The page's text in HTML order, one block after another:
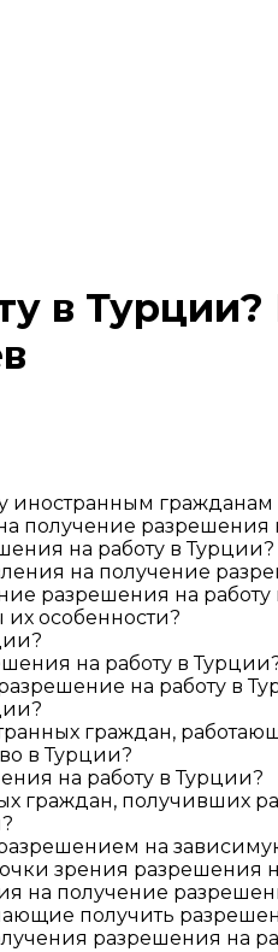
в
иностранным гражданам
получение разрешения
на работу в Турции?
на получение
разрешения на работу
особенности?
на работу в
на работу в
граждан,
в Турции?
на работу в Турции?
граждан, получивших
на
зрения разрешения
на получение
получить
разрешения на